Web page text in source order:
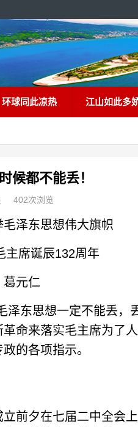
环球同此凉热 江山如此多
候都不能丢！
402次浏览
泽东思想伟大旗帜
席诞辰132周年
葛元仁
东思想一定不能丢，
命来落实毛主席为了
的各项指示。
夕在七届二中全会上